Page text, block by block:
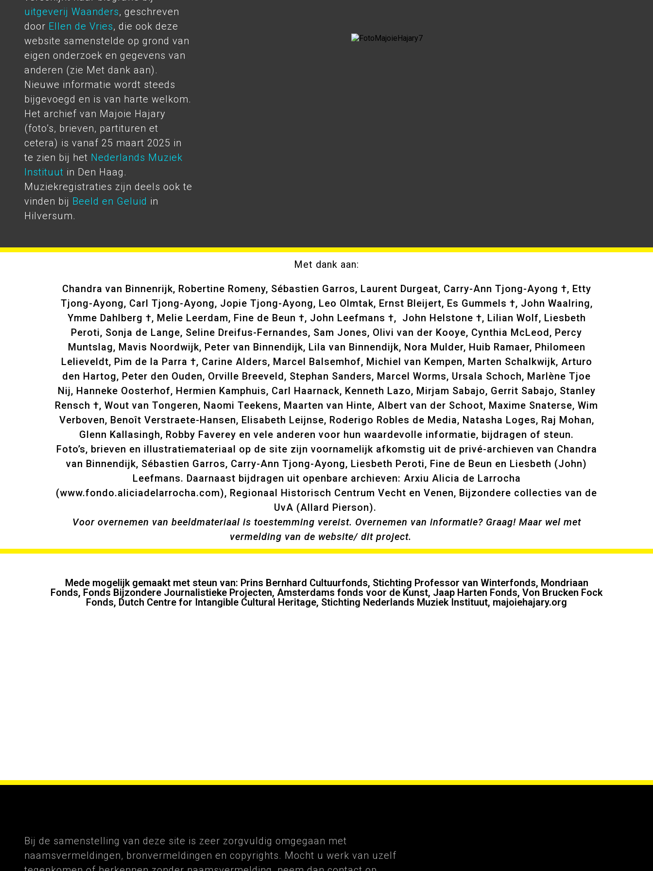
uitgeverij Waanders, geschreven
door Ellen de Vries, die ook deze
website samenstelde op grond van
eigen onderzoek en gegevens van
anderen (zie Met dank aan).
Nieuwe informatie wordt steeds
bijgevoegd en is van harte welkom.
Het archief van Majoie Hajary
(foto’s, brieven, partituren et
cetera) is vanaf 25 maart 2025 in
te zien bij het Nederlands Muziek
Instituut in Den Haag.
Muziekregistraties zijn deels ook te
vinden bij Beeld en Geluid in
Hilversum.
Met dank aan:
Chandra van Binnenrijk, Robertine Romeny, Sébastien Garros, Laurent Durgeat, Carry-Ann Tjong-Ayong †, Etty
Tjong-Ayong, Carl Tjong-Ayong, Jopie Tjong-Ayong, Leo Olmtak, Ernst Bleijert, Es Gummels †, John Waalring,
Ymme Dahlberg †, Melie Leerdam, Fine de Beun †, John Leefmans †, John Helstone †, Lilian Wolf, Liesbeth
Peroti, Sonja de Lange, Seline Dreifus-Fernandes, Sam Jones, Olivi van der Kooye, Cynthia McLeod, Percy
Muntslag, Mavis Noordwijk, Peter van Binnendijk, Lila van Binnendijk, Nora Mulder, Huib Ramaer, Philomeen
Lelieveldt, Pim de la Parra †, Carine Alders, Marcel Balsemhof, Michiel van Kempen, Marten Schalkwijk, Arturo
den Hartog, Peter den Ouden, Orville Breeveld, Stephan Sanders, Marcel Worms, Ursala Schoch, Marlène Tjoe
Nij, Hanneke Oosterhof, Hermien Kamphuis, Carl Haarnack, Kenneth Lazo, Mirjam Sabajo, Gerrit Sabajo, Stanley
Rensch †, Wout van Tongeren, Naomi Teekens, Maarten van Hinte, Albert van der Schoot, Maxime Snaterse, Wim
Verboven, Benoît Verstraete-Hansen, Elisabeth Leijnse, Roderigo Robles de Media, Natasha Loges, Raj Mohan,
Glenn Kallasingh, Robby Faverey en vele anderen voor hun waardevolle informatie, bijdragen of steun.
Foto’s, brieven en illustratiemateriaal op de site zijn voornamelijk afkomstig uit de privé-archieven van Chandra
van Binnendijk, Sébastien Garros, Carry-Ann Tjong-Ayong, Liesbeth Peroti, Fine de Beun en Liesbeth (John)
Leefmans. Daarnaast bijdragen uit openbare archieven: Arxiu Alicia de Larrocha
(www.fondo.aliciadelarrocha.com), Regionaal Historisch Centrum Vecht en Venen, Bijzondere collecties van de
UvA (Allard Pierson).
Voor overnemen van beeldmateriaal is toestemming vereist. Overnemen van informatie? Graag! Maar wel met
vermelding van de website/ dit project.
Mede mogelijk gemaakt met steun van: Prins Bernhard Cultuurfonds, Stichting Professor van Winterfonds, Mondriaan
Fonds, Fonds Bijzondere Journalistieke Projecten, Amsterdams fonds voor de Kunst, Jaap Harten Fonds, Von Brucken Fock
Fonds, Dutch Centre for Intangible Cultural Heritage, Stichting Nederlands Muziek Instituut, majoiehajary.org
Bij de samenstelling van deze site is zeer zorgvuldig omgegaan met
naamsvermeldingen, bronvermeldingen en copyrights. Mocht u werk van uzelf